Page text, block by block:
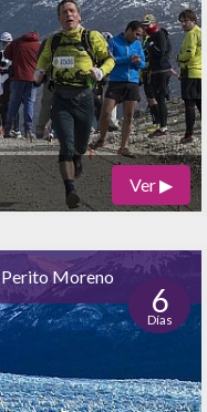
Ver ▶
Perito Moreno
6
Días